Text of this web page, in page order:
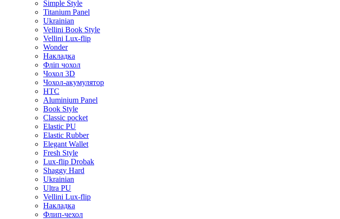
Simple Style
Titanium Panel
Ukrainian
Vellini Book Style
Vellini Lux-flip
Wonder
Накладка
Фліп чохол
Чохол 3D
Чохол-акумулятор
HTC
Aluminium Panel
Book Style
Classic pocket
Elastic PU
Elastic Rubber
Elegant Wallet
Fresh Style
Lux-flip Drobak
Shaggy Hard
Ukrainian
Ultra PU
Vellini Lux-flip
Накладка
Флип-чехол